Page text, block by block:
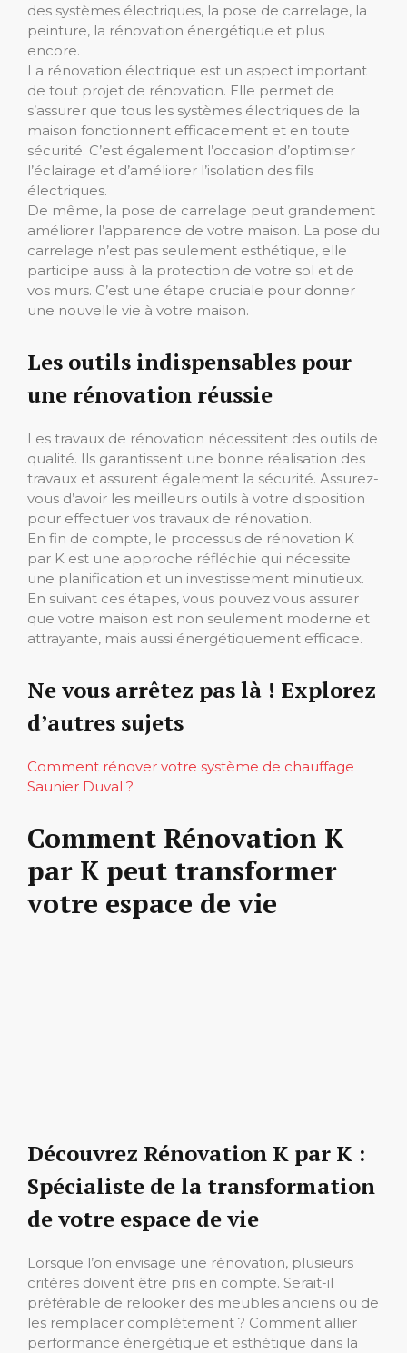
des systèmes électriques, la pose de carrelage, la
peinture, la rénovation énergétique et plus
encore.
La rénovation électrique est un aspect important
de tout projet de rénovation. Elle permet de
s’assurer que tous les systèmes électriques de la
maison fonctionnent efficacement et en toute
sécurité. C’est également l’occasion d’optimiser
l’éclairage et d’améliorer l’isolation des fils
électriques.
De même, la pose de carrelage peut grandement
améliorer l’apparence de votre maison. La pose du
carrelage n’est pas seulement esthétique, elle
participe aussi à la protection de votre sol et de
vos murs. C’est une étape cruciale pour donner
une nouvelle vie à votre maison.
Les outils indispensables pour
une rénovation réussie
Les travaux de rénovation nécessitent des outils de
qualité. Ils garantissent une bonne réalisation des
travaux et assurent également la sécurité. Assurez-
vous d’avoir les meilleurs outils à votre disposition
pour effectuer vos travaux de rénovation.
En fin de compte, le processus de rénovation K
par K est une approche réfléchie qui nécessite
une planification et un investissement minutieux.
En suivant ces étapes, vous pouvez vous assurer
que votre maison est non seulement moderne et
attrayante, mais aussi énergétiquement efficace.
Ne vous arrêtez pas là ! Explorez
d’autres sujets
Comment rénover votre système de chauffage
Saunier Duval ?
Comment Rénovation K
par K peut transformer
votre espace de vie
Découvrez Rénovation K par K :
Spécialiste de la transformation
de votre espace de vie
Lorsque l’on envisage une rénovation, plusieurs
critères doivent être pris en compte. Serait-il
préférable de relooker des meubles anciens ou de
les remplacer complètement ? Comment allier
performance énergétique et esthétique dans la